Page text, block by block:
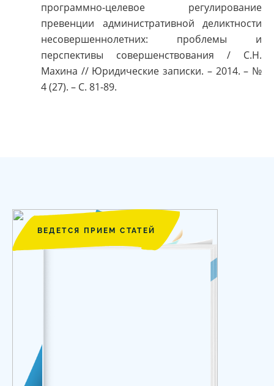
программно-целевое регулирование
превенции административной деликтности
несовершеннолетних: проблемы и
перспективы совершенствования / С.Н.
Махина // Юридические записки. – 2014. – №
4 (27). – С. 81-89.
ВЕДЕТСЯ ПРИЕМ СТАТЕЙ